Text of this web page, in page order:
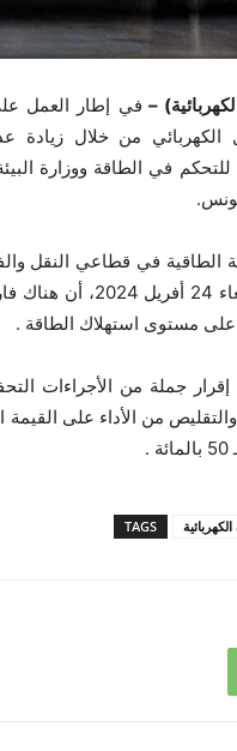
– في إطار العمل
الكهربائي من خلال زيادة
للتحكم في الطاقة ووزارة
الطاقية في قطاعي النقل
تصريح للإذاعة
على مستوى استهلاك الطاقة .
جملة من الأجراءات
.
TAGS